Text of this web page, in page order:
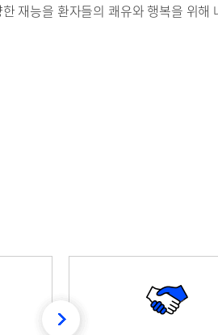
재능을 환자들의 쾌유와 행복을 위해